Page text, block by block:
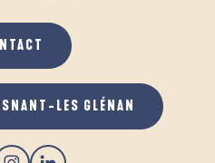
LES GLÉNAN